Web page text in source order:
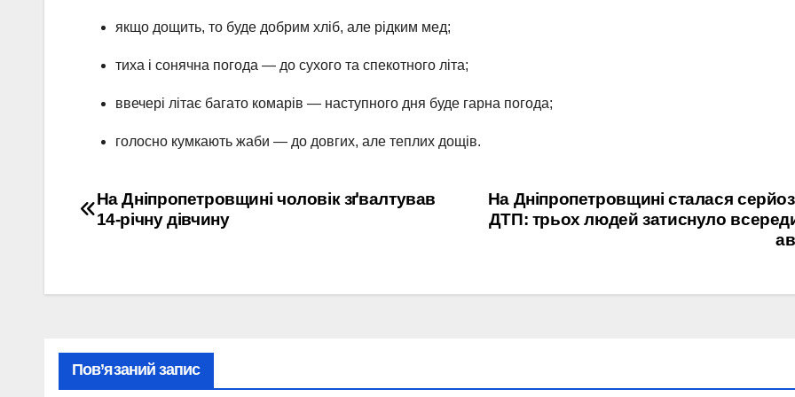
якщо дощить, то буде добрим хліб, але рідким мед;
тиха і сонячна погода — до сухого та спекотного літа;
ввечері літає багато комарів — наступного дня буде гарна погода;
голосно кумкають жаби — до довгих, але теплих дощів.
Навігація
На Дніпропетровщині сталася
ДТП: трьох людей затиснуло
На Дніпропетровщині чоловік зґвалтував
14-річну дівчину
Пов’язаний запис